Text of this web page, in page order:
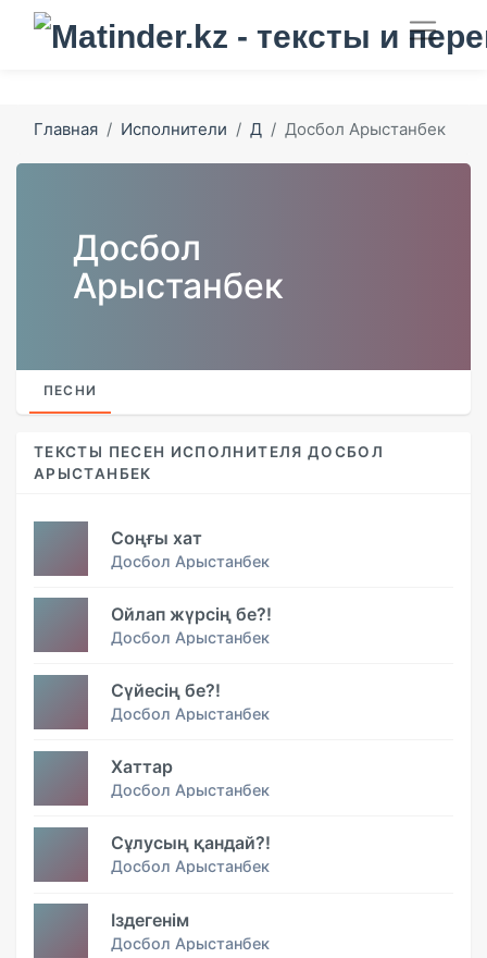
Главная Исполнители Д Досбол Арыстанбек
Досбол
Арыстанбек
ПЕСНИ
ТЕКСТЫ ПЕСЕН ИСПОЛНИТЕЛЯ ДОСБОЛ
АРЫСТАНБЕК
Соңғы хат
Досбол Арыстанбек
Ойлап жүрсің бе?!
Досбол Арыстанбек
Сүйесің бе?!
Досбол Арыстанбек
Хаттар
Досбол Арыстанбек
Сұлусың қандай?!
Досбол Арыстанбек
Іздегенім
Досбол Арыстанбек